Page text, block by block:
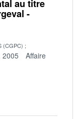
au titre
-
(CGPC)
2005
Affaire